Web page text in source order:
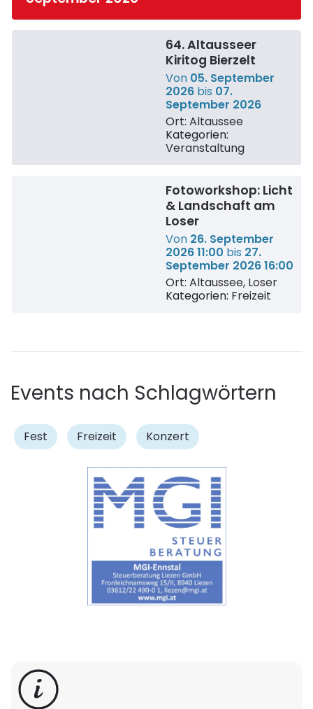
64. Altausseer
Kiritog Bierzelt
Von 05. September
2026 bis 07.
September 2026
Ort:Altaussee
Kategorien:
Veranstaltung
Fotoworkshop: Licht
& Landschaft am
Loser
Von 26. September
2026 11:00 bis 27.
September 2026 16:00
Ort:Altaussee, Loser
Kategorien: Freizeit
Events nach Schlagwörtern
Fest Freizeit Konzert